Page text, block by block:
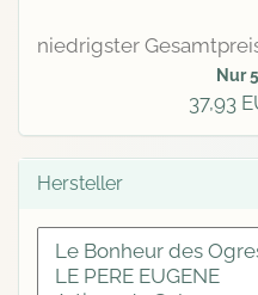
niedrigster
Nur
37,93
Hersteller